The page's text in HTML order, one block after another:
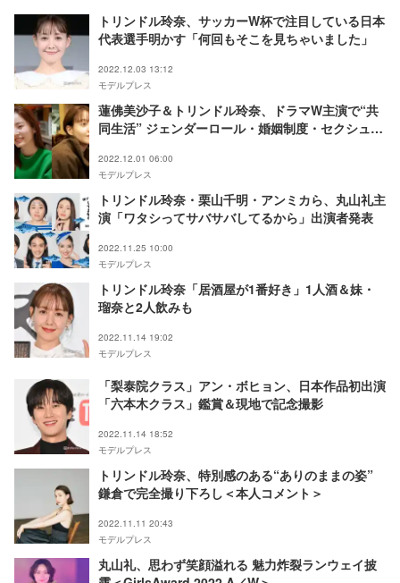
トリンドル玲奈、サッカーW杯で注目している日本
代表選手明かす「何回もそこを見ちゃいました」
2022.12.03 13:12
モデルプレス
蓮佛美沙子＆トリンドル玲奈、ドラマW主演で“共
同生活” ジェンダーロール・婚姻制度・セクシュア
2022.12.01 06:00
モデルプレス
トリンドル玲奈・栗山千明・アンミカら、丸山礼主
演「ワタシってサバサバしてるから」出演者発表
2022.11.25 10:00
モデルプレス
トリンドル玲奈「居酒屋が1番好き」1人酒＆妹・
瑠奈と2人飲みも
2022.11.14 19:02
モデルプレス
「梨泰院クラス」アン・ボヒョン、日本作品初出演
「六本木クラス」鑑賞＆現地で記念撮影
2022.11.14 18:52
モデルプレス
トリンドル玲奈、特別感のある“ありのままの姿”
鎌倉で完全撮り下ろし＜本人コメント＞
2022.11.11 20:43
モデルプレス
丸山礼、思わず笑顔溢れる 魅力炸裂ランウェイ披